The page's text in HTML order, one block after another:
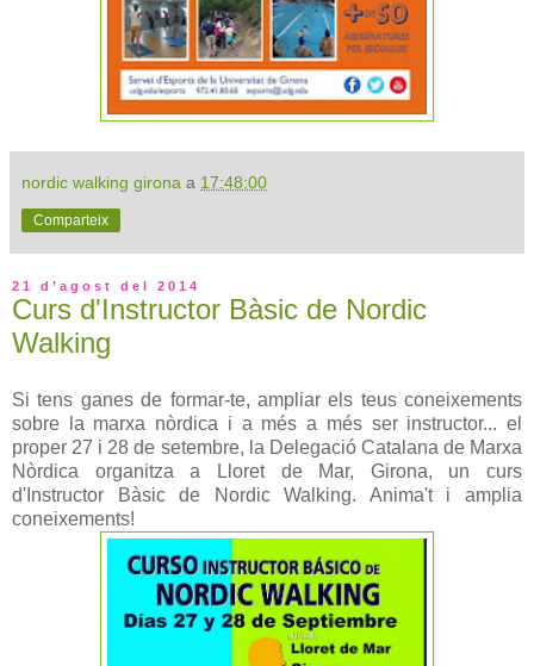
nordic walking girona a 17:48:00
Comparteix
21 d’agost del 2014
Curs d'Instructor Bàsic de Nordic
Walking
Si tens ganes de formar-te, ampliar els teus coneixements
sobre la marxa nòrdica i a més a més ser instructor... el
proper 27 i 28 de setembre, la Delegació Catalana de Marxa
Nòrdica organitza a Lloret de Mar, Girona, un curs
d'Instructor Bàsic de Nordic Walking. Anima't i amplia
coneixements!